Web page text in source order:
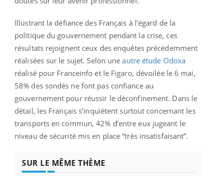
Illustrant la défiance des Français à l’égard de la
politique du gouvernement pendant la crise, ces
résultats rejoignent ceux des enquêtes précédemment
réalisées sur le sujet. Selon uneautre étude Odoxa
réalisé pour Franceinfo et le Figaro, dévoilée le 6 mai,
58% des sondés ne font pas confiance au
gouvernement pour réussir le déconfinement. Dans le
détail, les Français s’inquiètent surtout concernant les
transports en commun, 42% d’entre eux jugeant le
niveau de sécurité mis en place “très insatisfaisant”.
SUR LE MÊME THÈME